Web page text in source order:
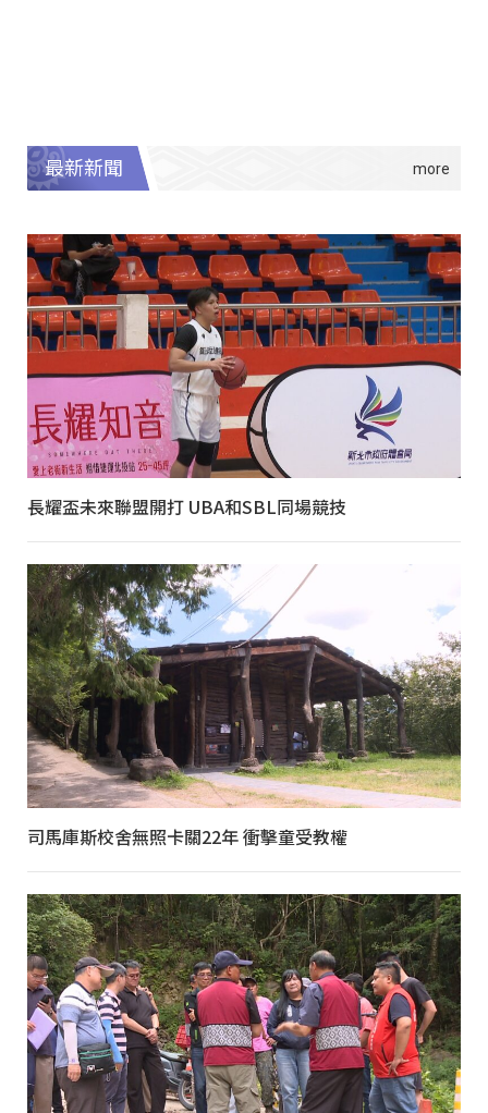
最新新聞
長耀盃未來聯盟開打 UBA和SBL同場競技
司馬庫斯校舍無照卡關22年 衝擊童受教權